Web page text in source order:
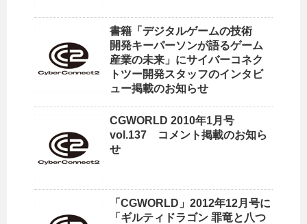
書籍「デジタルゲームの技術
開発キーパーソンが語るゲーム
産業の未来」にサイバーコネク
トツー開発スタッフのインタビ
ュー掲載のお知らせ
CGWORLD 2010年1月号
vol.137 コメント掲載のお知ら
せ
「CGWORLD」2012年12月号に
「ギルティドラゴン 罪竜と八つ